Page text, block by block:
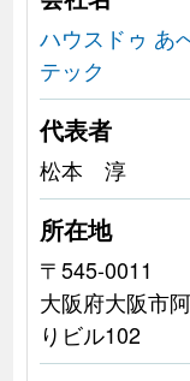
ハウスドゥ あ
テック
代表者
松本 淳
所在地
〒545-0011
大阪府大阪市
りビル102